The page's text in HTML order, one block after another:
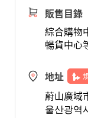
販售目錄
綜合購物
暢貨中心
地址
蔚山廣域
울산광역